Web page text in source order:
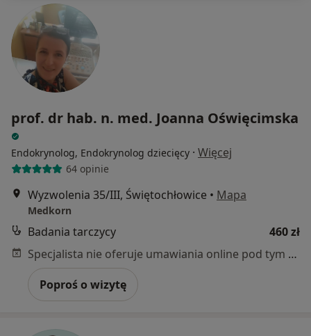
prof. dr hab. n. med. Joanna Oświęcimska
Endokrynolog, Endokrynolog dziecięcy · Więcej
64 opinie
Wyzwolenia 35/III, Świętochłowice • Mapa
Medkorn
Badania tarczycy
460 zł
Specjalista nie oferuje umawiania online pod tym adresem.
Poproś o wizytę